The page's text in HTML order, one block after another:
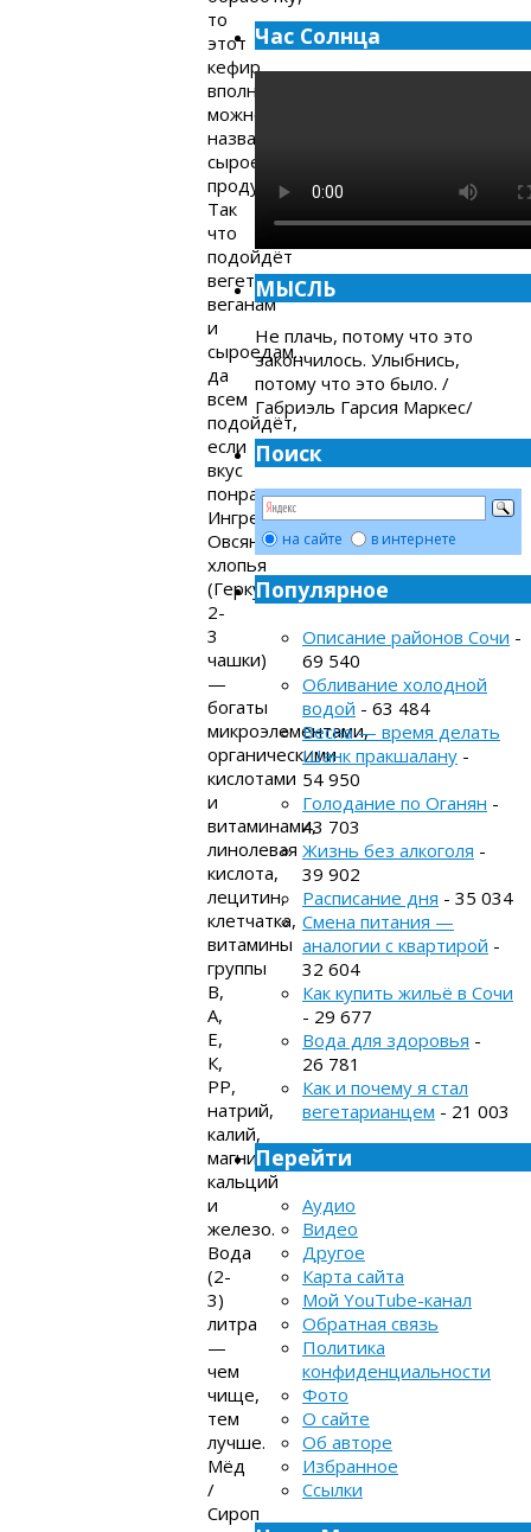
то
этот
кефир
вполне
можно
назвать
сыроедческим
продуктом.
Так
что
подойдёт
вегетарианцам,
веганам
и
сыроедам…
да
всем
подойдёт,
если
вкус
понравится.
Ингредиенты
Овсяные
хлопья
(Геркулес,
2-
3
чашки)
—
богаты
микроэлементами,
органическими
кислотами
и
витаминами,
линолевая
кислота,
лецитин,
клетчатка,
витамины
группы
В,
А,
Е,
К,
РР,
натрий,
калий,
магний,
кальций
и
железо.
Вода
(2-
3)
литра
—
чем
чище,
тем
лучше.
Мёд
/
Сироп
Час Солнца
МЫСЛЬ
Не плачь, потому что это
закончилось. Улыбнись,
потому что это было. /
Габриэль Гарсия Маркес/
Поиск
на сайте в интернете
Популярное
Описание районов Сочи -
69 540
Обливание холодной
водой - 63 484
Весна — время делать
Шанк пракшалану -
54 950
Голодание по Оганян -
43 703
Жизнь без алкоголя -
39 902
Расписание дня - 35 034
Смена питания —
аналогии с квартирой -
32 604
Как купить жильё в Сочи
- 29 677
Вода для здоровья -
26 781
Как и почему я стал
вегетарианцем - 21 003
Перейти
Аудио
Видео
Другое
Карта сайта
Мой YouTube-канал
Обратная связь
Политика
конфиденциальности
Фото
О сайте
Об авторе
Избранное
Ссылки